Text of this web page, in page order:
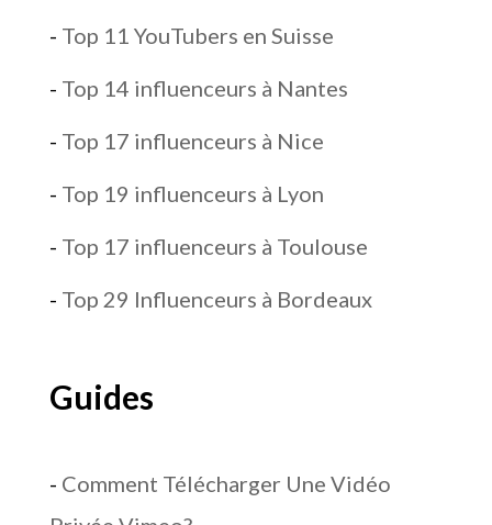
- Top 11 YouTubers en Suisse
- Top 14 influenceurs à Nantes
- Top 17 influenceurs à Nice
- Top 19 influenceurs à Lyon
- Top 17 influenceurs à Toulouse
- Top 29 Influenceurs à Bordeaux
Guides
- Comment Télécharger Une Vidéo